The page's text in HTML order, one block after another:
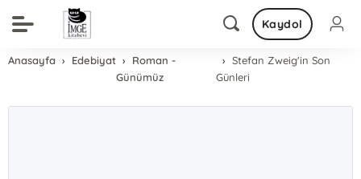
Kaydol
Anasayfa Edebiyat
Roman -
Günümüz
Stefan Zweig'in Son
Günleri